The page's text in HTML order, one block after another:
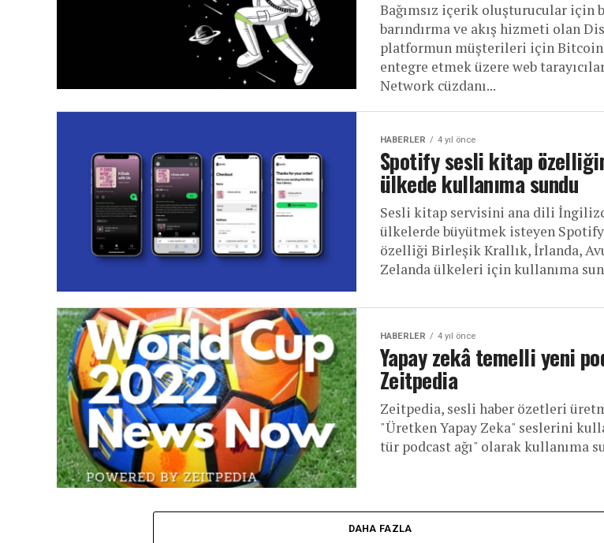
Bağımsız içerik oluşturucular için
barındırma ve akış hizmeti olan
platformun müşterileri için
entegre etmek üzere web
Network cüzdanı...
HABERLER 4 yıl önce
Spotify sesli kitap
ülkede kullanıma sundu
Sesli kitap servisini ana dili
ülkelerde büyütmek isteyen
özelliği Birleşik Krallık, İrlanda,
Zelanda ülkeleri için kullanıma
HABERLER 4 yıl önce
Yapay zekâ temelli yeni
Zeitpedia
Zeitpedia, sesli haber özetleri
"Üretken Yapay Zeka" seslerini
tür podcast ağı" olarak kullanıma
DAHA FAZLA